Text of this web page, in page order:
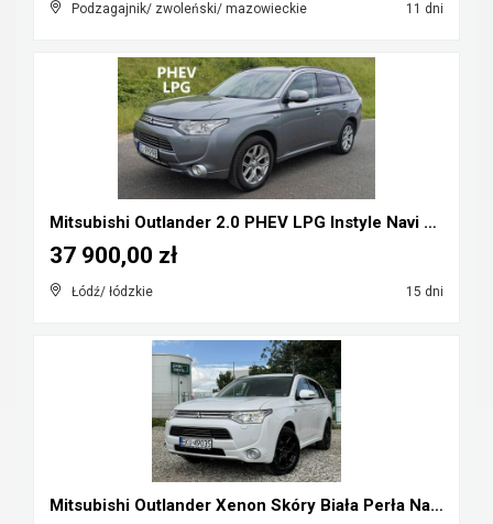
Podzagajnik/ zwoleński/ mazowieckie 11 dni
Mitsubishi Outlander 2.0 PHEV LPG Instyle Navi Plu...
Łódź/ łódzkie 15 dni
37 900,00 zł
Mitsubishi Outlander Xenon Skóry Biała Perła Navi ...